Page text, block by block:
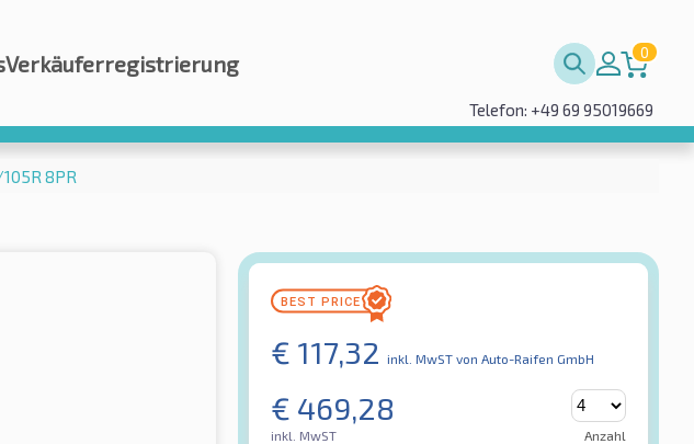
Verkäuferregistrierung 0
Telefon: +49 69 95019669
8PR
€ 117,32 inkl. MwST von Auto-Raifen GmbH
€ 469,28
inkl. MwST Anzahl